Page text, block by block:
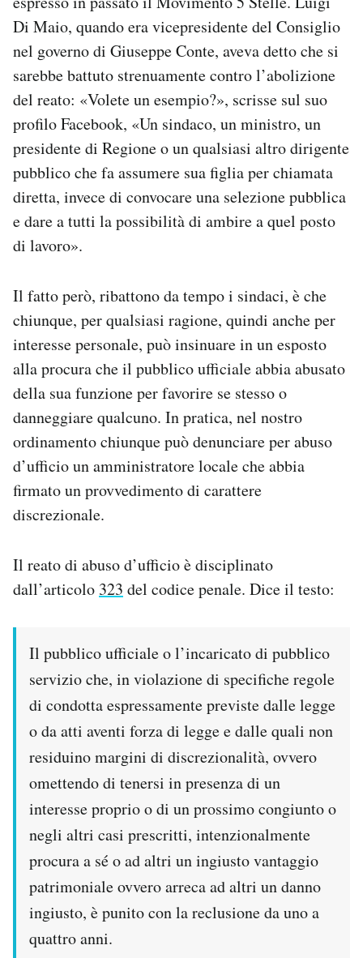
Di Maio, quando era vicepresidente del Consiglio
nel governo di Giuseppe Conte, aveva detto che si
sarebbe battuto strenuamente contro l’abolizione
del reato: «Volete un esempio?», scrisse sul suo
profilo Facebook, «Un sindaco, un ministro, un
presidente di Regione o un qualsiasi altro dirigente
pubblico che fa assumere sua figlia per chiamata
diretta, invece di convocare una selezione pubblica
e dare a tutti la possibilità di ambire a quel posto
di lavoro».
Il fatto però, ribattono da tempo i sindaci, è che
chiunque, per qualsiasi ragione, quindi anche per
interesse personale, può insinuarein un esposto
alla procura che il pubblico ufficiale abbia abusato
della sua funzione per favorire se stesso o
danneggiare qualcuno. In pratica, nel nostro
ordinamento chiunque può denunciare per abuso
d’ufficio un amministratore locale che abbia
firmato un provvedimento di carattere
discrezionale.
Il reato di abuso d’ufficio è disciplinato
dall’articolo 323 del codice penale. Dice il testo:
Il pubblico ufficiale o l’incaricato di pubblico
servizio che, in violazione di specifiche regole
di condotta espressamente previste dalle legge
o da atti aventi forza di legge e dalle quali non
residuino margini di discrezionalità, ovvero
omettendo di tenersi in presenza di un
interesse proprio o di un prossimo congiunto o
negli altri casi prescritti, intenzionalmente
procura a sé o ad altri un ingiusto vantaggio
patrimoniale ovvero arreca ad altri un danno
ingiusto, è punito con la reclusione da uno a
quattro anni.